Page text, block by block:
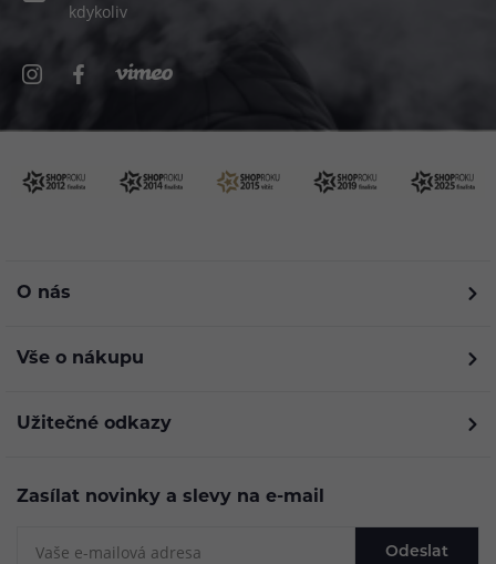
kdykoliv
O nás
Vše o nákupu
Užitečné odkazy
Zasílat novinky a slevy na e-mail
Odeslat